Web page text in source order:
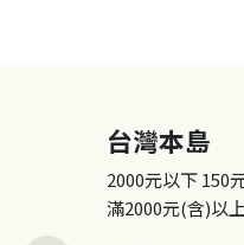
台灣本島
2000元以下150
滿2000元(含)以上